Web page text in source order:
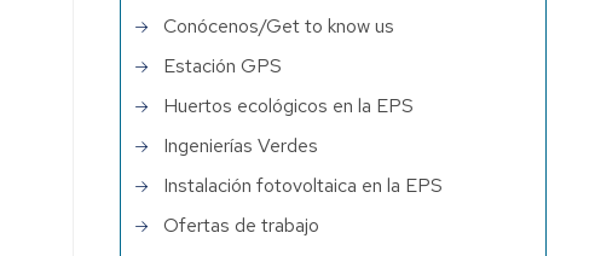
Conócenos/Get to know us
Estación GPS
Huertos ecológicos en la EPS
Ingenierías Verdes
Instalación fotovoltaica en la EPS
Ofertas de trabajo